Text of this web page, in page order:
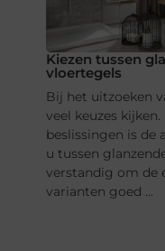
Kiezen tussen
vloertegels
Bij het uitzoeken
veel keuzes
beslissingen is de
u tussen
verstandig om de
varianten goed ...